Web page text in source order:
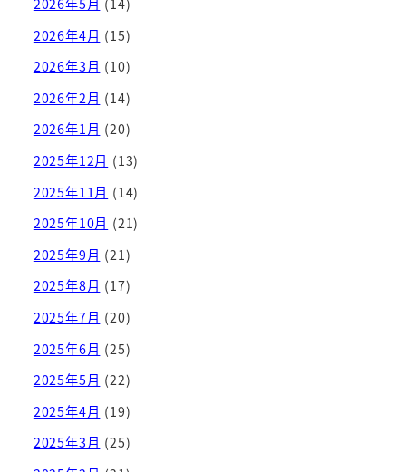
2026年5月 (14)
2026年4月 (15)
2026年3月 (10)
2026年2月 (14)
2026年1月 (20)
2025年12月 (13)
2025年11月 (14)
2025年10月 (21)
2025年9月 (21)
2025年8月 (17)
2025年7月 (20)
2025年6月 (25)
2025年5月 (22)
2025年4月 (19)
2025年3月 (25)